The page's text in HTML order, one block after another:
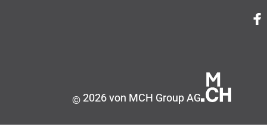
©2026 von MCH Group AG